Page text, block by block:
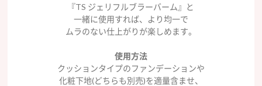
『TS ジェリフルブラーバーム』と
一緒に使用すれば、より均一で
ムラのない仕上がりが楽しめます。
使用方法
クッションタイプのファンデーションや
化粧下地(どちらも別売)を適量含ませ、